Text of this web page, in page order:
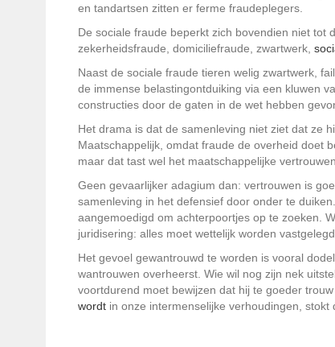
en tandartsen zitten er ferme fraudeplegers.
De sociale fraude beperkt zich bovendien niet tot
zekerheidsfraude, domiciliefraude, zwartwerk,
Naast de sociale fraude tieren welig zwartwerk,
de immense belastingontduiking via een kluwen
constructies door de gaten in de wet hebben
Het drama is dat de samenleving niet ziet dat ze
Maatschappelijk, omdat fraude de overheid doet
maar dat tast wel het maatschappelijke
Geen gevaarlijker adagium dan: vertrouwen is
samenleving in het defensief door onder te
aangemoedigd om achterpoortjes op te zoeken.
juridisering: alles moet wettelijk worden
Het gevoel gewantrouwd te worden is vooral
wantrouwen overheerst. Wie wil nog zijn nek
voortdurend moet bewijzen dat hij te goeder
wordt in onze intermenselijke verhoudingen, stokt